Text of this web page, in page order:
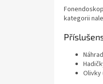
kategorii